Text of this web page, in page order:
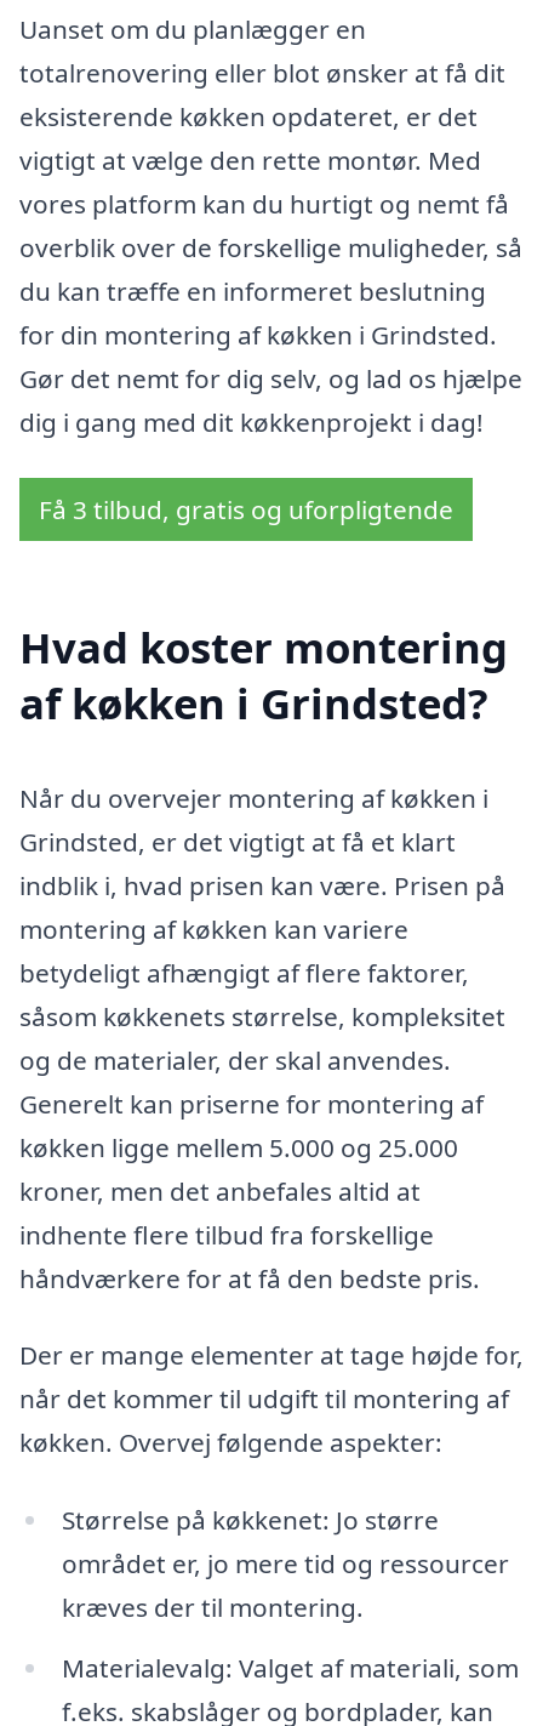
Uanset om du planlægger en
totalrenovering eller blot ønsker at få dit
eksisterende køkken opdateret, er det
vigtigt at vælge den rette montør. Med
vores platform kan du hurtigt og nemt få
overblik over de forskellige muligheder, så
du kan træffe en informeret beslutning
for din montering af køkken i Grindsted.
Gør det nemt for dig selv, og lad os hjælpe
dig i gang med dit køkkenprojekt i dag!
Få 3 tilbud, gratis og uforpligtende
Hvad koster montering
af køkken i Grindsted?
Når du overvejer montering af køkken i
Grindsted, er det vigtigt at få et klart
indblik i, hvad prisen kan være. Prisen på
montering af køkken kan variere
betydeligt afhængigt af flere faktorer,
såsom køkkenets størrelse, kompleksitet
og de materialer, der skal anvendes.
Generelt kan priserne for montering af
køkken ligge mellem 5.000 og 25.000
kroner, men det anbefales altid at
indhente flere tilbud fra forskellige
håndværkere for at få den bedste pris.
Der er mange elementer at tage højde for,
når det kommer til udgift til montering af
køkken. Overvej følgende aspekter:
Størrelse på køkkenet: Jo større
området er, jo mere tid og ressourcer
kræves der til montering.
Materialevalg: Valget af materiali, som
f.eks. skabslåger og bordplader, kan